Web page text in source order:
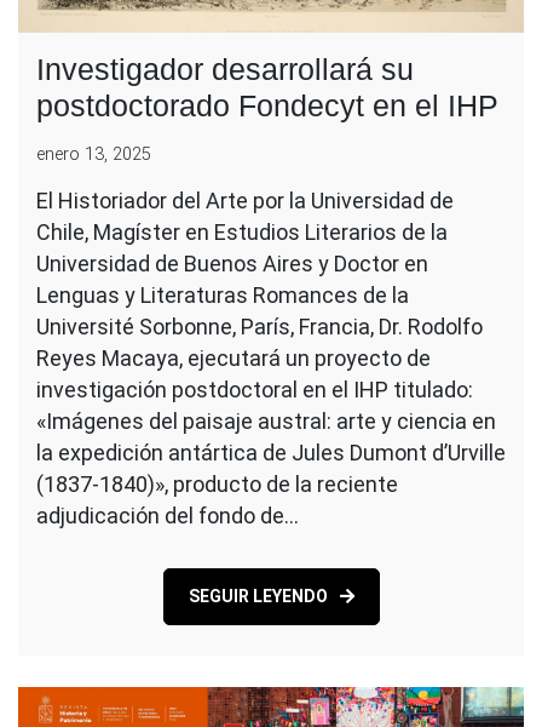
Investigador desarrollará su
postdoctorado Fondecyt en el IHP
enero 13, 2025
El Historiador del Arte por la Universidad de
Chile, Magíster en Estudios Literarios de la
Universidad de Buenos Aires y Doctor en
Lenguas y Literaturas Romances de la
Université Sorbonne, París, Francia, Dr. Rodolfo
Reyes Macaya, ejecutará un proyecto de
investigación postdoctoral en el IHP titulado:
«Imágenes del paisaje austral: arte y ciencia en
la expedición antártica de Jules Dumont d’Urville
(1837-1840)», producto de la reciente
adjudicación del fondo de…
SEGUIR LEYENDO